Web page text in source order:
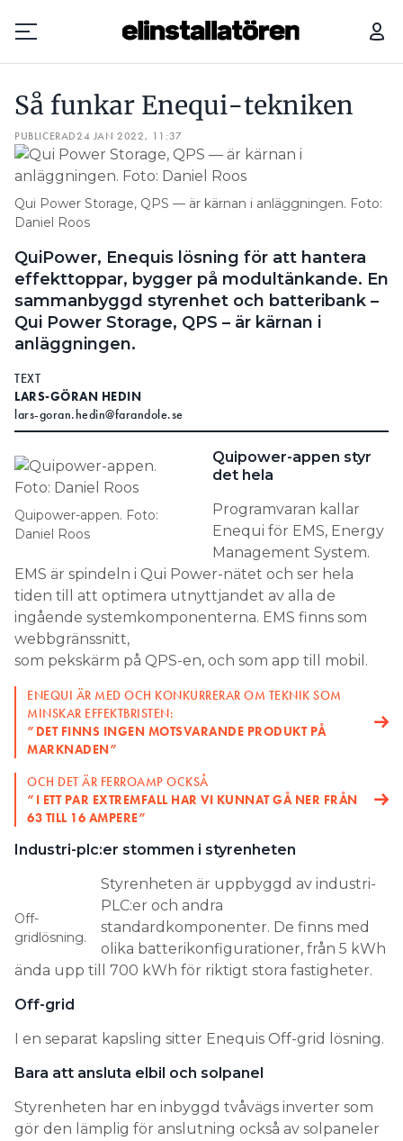
Prenumerera
Hantera prenumeration
Lediga jobb
Annonsera
Läs E-tidningen
Om tidningen
Kontakt
Personuppgifter
Search for:
SEARCH
Så funkar Enequi-tekniken
PUBLICERAD24 JAN 2022, 11:37
Qui Power Storage, QPS — är kärnan i anläggningen. Foto:
Daniel Roos
QuiPower, Enequis lösning för att hantera
effekttoppar, bygger på modul­tänkande. En
sammanbyggd styrenhet och batteribank –
Qui Power Storage, QPS – är kärnan i
anläggningen.
TEXT
LARS-GÖRAN HEDIN
lars-goran.hedin@farandole.se
Quipower-appen. Foto:
Daniel Roos
Quipower-appen styr
det hela
Programvaran kallar
Enequi för EMS, Energy
Management System.
EMS är spindeln i Qui Power-nätet och ser hela
tiden till att optimera utnyttjandet av alla de
ingående systemkomponenterna. EMS finns som
webbgränssnitt,
som pekskärm på QPS-en, och som app till mobil.
ENEQUI ÄR MED OCH KONKURRERAR OM TEKNIK SOM
MINSKAR EFFEKTBRISTEN:
”DET FINNS ­INGEN MOTSVARANDE PRODUKT PÅ
MARKNADEN”
OCH DET ÄR FERROAMP OCKSÅ
”I ETT PAR EXTREMFALL HAR VI KUNNAT GÅ NER FRÅN
63 TILL 16 AMPERE”
Industri-plc:er stommen i styrenheten
Off-
gridlösning.
Styrenheten är uppbyggd av industri-
PLC:er och andra
standardkomponenter. De finns med
olika batterikonfigurationer, från 5 kWh
ända upp till 700 kWh för riktigt stora fastigheter.
Off-grid
I en separat kapsling sitter Enequis Off-grid lösning.
Bara att ansluta elbil och solpanel
Styrenheten har en inbyggd tvåvägs inverter som
gör den lämplig för ­anslutning också av solpaneler
SÅ FUNKAR ENEQUI-TEKNIKEN